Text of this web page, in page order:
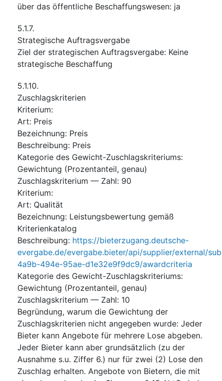
über das öffentliche Beschaffungswesen: ja
5.1.7.
Strategische Auftragsvergabe
Ziel der strategischen Auftragsvergabe: Keine
strategische Beschaffung
5.1.10.
Zuschlagskriterien
Kriterium:
Art: Preis
Bezeichnung: Preis
Beschreibung: Preis
Kategorie des Gewicht-Zuschlagskriteriums:
Gewichtung (Prozentanteil, genau)
Zuschlagskriterium — Zahl: 90
Kriterium:
Art: Qualität
Bezeichnung: Leistungsbewertung gemäß
Kriterienkatalog
Beschreibung: https://bieterzugang.deutsche-
evergabe.de/evergabe.bieter/api/supplier/external/
4a9b-494e-95ae-d1e32e9f9dc9/awardcriteria
Kategorie des Gewicht-Zuschlagskriteriums:
Gewichtung (Prozentanteil, genau)
Zuschlagskriterium — Zahl: 10
Begründung, warum die Gewichtung der
Zuschlagskriterien nicht angegeben wurde: Jeder
Bieter kann Angebote für mehrere Lose abgeben.
Jeder Bieter kann aber grundsätzlich (zu der
Ausnahme s.u. Ziffer 6.) nur für zwei (2) Lose den
Zuschlag erhalten. Angebote von Bietern, die mit